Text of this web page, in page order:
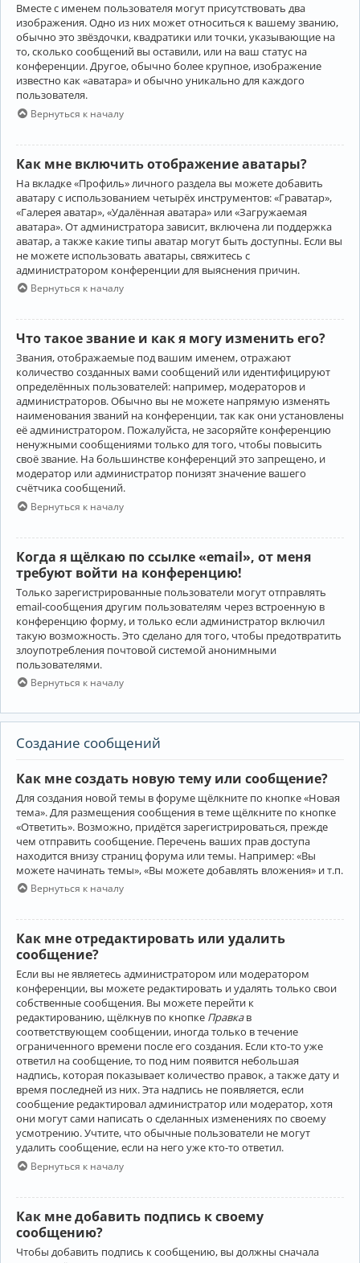
Вместе с именем пользователя могут присутствовать два
изображения. Одно из них может относиться к вашему званию,
обычно это звёздочки, квадратики или точки, указывающие на
то, сколько сообщений вы оставили, или на ваш статус на
конференции. Другое, обычно более крупное, изображение
известно как «аватара» и обычно уникально для каждого
пользователя.
Вернуться к началу
Как мне включить отображение аватары?
На вкладке «Профиль» личного раздела вы можете добавить
аватару с использованием четырёх инструментов: «Граватар»,
«Галерея аватар», «Удалённая аватара» или «Загружаемая
аватара». От администратора зависит, включена ли поддержка
аватар, а также какие типы аватар могут быть доступны. Если вы
не можете использовать аватары, свяжитесь с
администратором конференции для выяснения причин.
Вернуться к началу
Что такое звание и как я могу изменить его?
Звания, отображаемые под вашим именем, отражают
количество созданных вами сообщений или идентифицируют
определённых пользователей: например, модераторов и
администраторов. Обычно вы не можете напрямую изменять
наименования званий на конференции, так как они установлены
её администратором. Пожалуйста, не засоряйте конференцию
ненужными сообщениями только для того, чтобы повысить
своё звание. На большинстве конференций это запрещено, и
модератор или администратор понизят значение вашего
счётчика сообщений.
Вернуться к началу
Когда я щёлкаю по ссылке «email», от меня
требуют войти на конференцию!
Только зарегистрированные пользователи могут отправлять
email-сообщения другим пользователям через встроенную в
конференцию форму, и только если администратор включил
такую возможность. Это сделано для того, чтобы предотвратить
злоупотребления почтовой системой анонимными
пользователями.
Вернуться к началу
Создание сообщений
Как мне создать новую тему или сообщение?
Для создания новой темы в форуме щёлкните по кнопке «Новая
тема». Для размещения сообщения в теме щёлкните по кнопке
«Ответить». Возможно, придётся зарегистрироваться, прежде
чем отправить сообщение. Перечень ваших прав доступа
находится внизу страниц форума или темы. Например: «Вы
можете начинать темы», «Вы можете добавлять вложения» и т.п.
Вернуться к началу
Как мне отредактировать или удалить
сообщение?
Если вы не являетесь администратором или модератором
конференции, вы можете редактировать и удалять только свои
собственные сообщения. Вы можете перейти к
редактированию, щёлкнув по кнопке Правкав
соответствующем сообщении, иногда только в течение
ограниченного времени после его создания. Если кто-то уже
ответил на сообщение, то под ним появится небольшая
надпись, которая показывает количество правок, а также дату и
время последней из них. Эта надпись не появляется, если
сообщение редактировал администратор или модератор, хотя
они могут сами написать о сделанных изменениях по своему
усмотрению. Учтите, что обычные пользователи не могут
удалить сообщение, если на него уже кто-то ответил.
Вернуться к началу
Как мне добавить подпись к своему
сообщению?
Чтобы добавить подпись к сообщению, вы должны сначала